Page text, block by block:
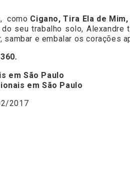
como Cigano, Tira Ela de
seu trabalho solo, Alexandre
sambar e embalar os corações
.
em São Paulo
em São Paulo
2017